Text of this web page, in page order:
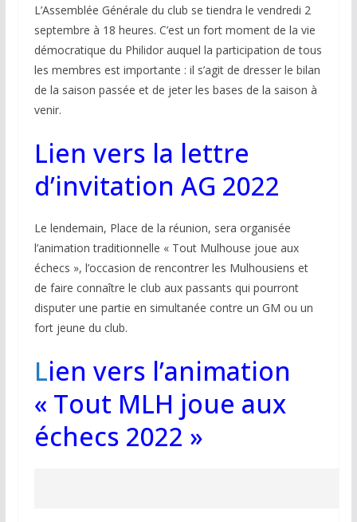
L’Assemblée Générale du club se tiendra le vendredi 2
septembre à 18 heures. C’est un fort moment de la vie
démocratique du Philidor auquel la participation de tous
les membres est importante : il s’agit de dresser le bilan
de la saison passée et de jeter les bases de la saison à
venir.
Lien vers la lettre
d’invitation AG 2022
Le lendemain, Place de la réunion, sera organisée
l’animation traditionnelle « Tout Mulhouse joue aux
échecs », l’occasion de rencontrer les Mulhousiens et
de faire connaître le club aux passants qui pourront
disputer une partie en simultanée contre un GM ou un
fort jeune du club.
Lien vers l’animation
« Tout MLH joue aux
échecs 2022 »